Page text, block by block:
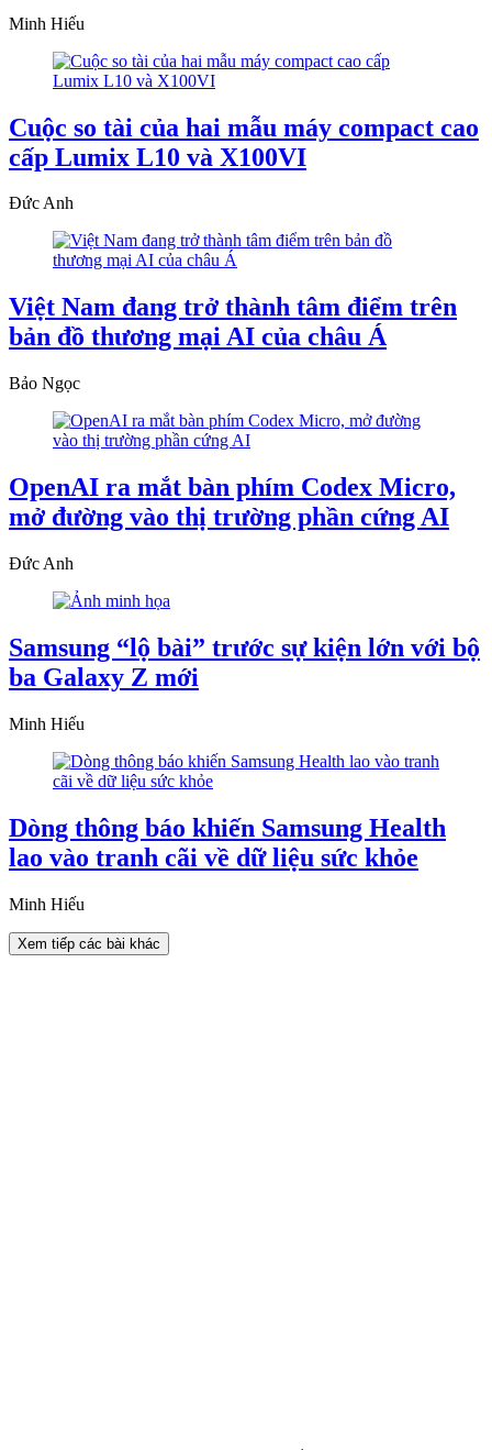
Minh Hiếu
Cuộc so tài của hai mẫu máy compact cao
cấp Lumix L10 và X100VI
Đức Anh
Việt Nam đang trở thành tâm điểm trên
bản đồ thương mại AI của châu Á
Bảo Ngọc
OpenAI ra mắt bàn phím Codex Micro,
mở đường vào thị trường phần cứng AI
Đức Anh
Samsung “lộ bài” trước sự kiện lớn với bộ
ba Galaxy Z mới
Minh Hiếu
Dòng thông báo khiến Samsung Health
lao vào tranh cãi về dữ liệu sức khỏe
Minh Hiếu
Xem tiếp các bài khác